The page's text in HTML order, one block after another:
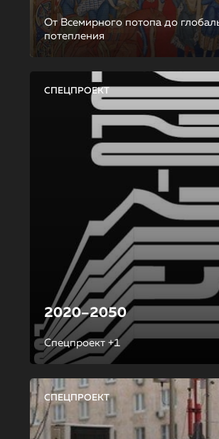
От Всемирного потопа до
потепления
СПЕЦПРОЕКТ
2020–2050
Спецпроект +1
СПЕЦПРОЕКТ